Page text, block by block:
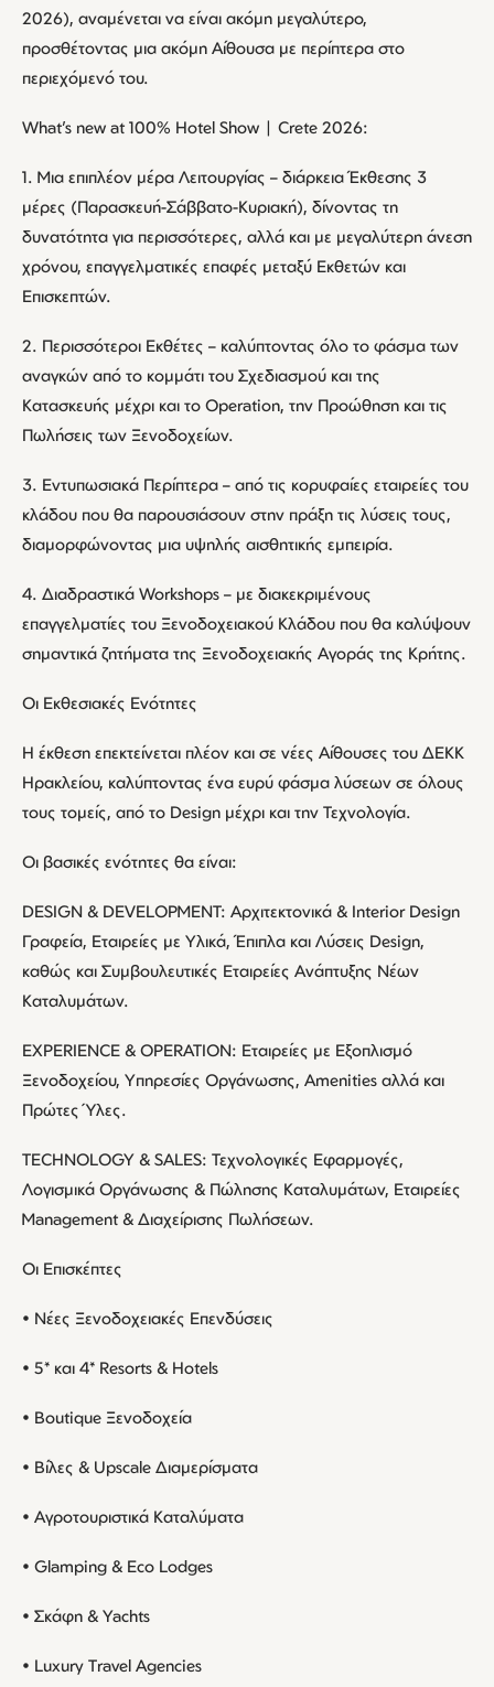
2026), αναμένεται να είναι ακόμη μεγαλύτερο,
προσθέτοντας μια ακόμη Αίθουσα με περίπτερα στο
περιεχόμενό του.
What’s new at 100% Hotel Show | Crete 2026:
1. Μια επιπλέον μέρα Λειτουργίας – διάρκεια Έκθεσης 3
μέρες (Παρασκευή-Σάββατο-Κυριακή), δίνοντας τη
δυνατότητα για περισσότερες, αλλά και με μεγαλύτερη άνεση
χρόνου, επαγγελματικές επαφές μεταξύ Εκθετών και
Επισκεπτών.
2. Περισσότεροι Εκθέτες – καλύπτοντας όλο το φάσμα των
αναγκών από το κομμάτι του Σχεδιασμού και της
Κατασκευής μέχρι και το Operation, την Προώθηση και τις
Πωλήσεις των Ξενοδοχείων.
3. Εντυπωσιακά Περίπτερα – από τις κορυφαίες εταιρείες του
κλάδου που θα παρουσιάσουν στην πράξη τις λύσεις τους,
διαμορφώνοντας μια υψηλής αισθητικής εμπειρία.
4. Διαδραστικά Workshops – με διακεκριμένους
επαγγελματίες του Ξενοδοχειακού Κλάδου που θα καλύψουν
σημαντικά ζητήματα της Ξενοδοχειακής Αγοράς της Κρήτης.
Οι Εκθεσιακές Ενότητες
Η έκθεση επεκτείνεται πλέον και σε νέες Αίθουσες του ΔΕΚΚ
Ηρακλείου, καλύπτοντας ένα ευρύ φάσμα λύσεων σε όλους
τους τομείς, από το Design μέχρι και την Τεχνολογία.
Οι βασικές ενότητες θα είναι:
DESIGN & DEVELOPMENT: Αρχιτεκτονικά & Interior Design
Γραφεία, Εταιρείες µε Υλικά, Έπιπλα και Λύσεις Design,
καθώς και Συµβουλευτικές Εταιρείες Ανάπτυξης Νέων
Καταλυµάτων.
EXPERIENCE & OPERATION: Εταιρείες µε Εξοπλισµό
Ξενοδοχείου, Υπηρεσίες Οργάνωσης, Amenities αλλά και
Πρώτες Ύλες.
TECHNOLOGY & SALES: Τεχνολογικές Εφαρµογές,
Λογισµικά Οργάνωσης & Πώλησης Καταλυµάτων, Εταιρείες
Management & Διαχείρισης Πωλήσεων.
Οι Επισκέπτες
• Νέες Ξενοδοχειακές Επενδύσεις
• 5* και 4* Resorts & Hotels
• Boutique Ξενοδοχεία
• Βίλες & Upscale Διαμερίσματα
• Αγροτουριστικά Καταλύματα
• Glamping & Eco Lodges
• Σκάφη & Yachts
• Luxury Travel Agencies